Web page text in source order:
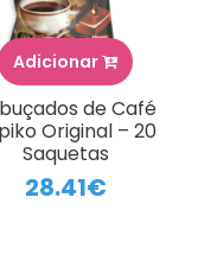
Adicionar
de Café
Original – 20
Saquetas
28.41€